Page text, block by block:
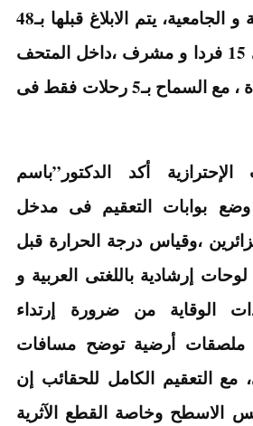
للرحلات المدرسية و الجامعية، يتم الابلاغ قبلها بـ48
ساعة وبحد أقصى 15 فردا و مشرف ،داخل المتحف
فى الزيارة الواحدة ، مع السماح بـ5 رحلات فقط فى
أكد الدكتور”باسم
وضع بوابات التعقيم فى مدخل
،وقياس درجة الحرارة قبل
إرشادية باللغتى العربية و
الوقاية من ضرورة إرتداء
ملصقات أرضية توضح مسافات
مع التعقيم الكامل للحقائب إن
الاسطح وخاصة القطع الآثرية